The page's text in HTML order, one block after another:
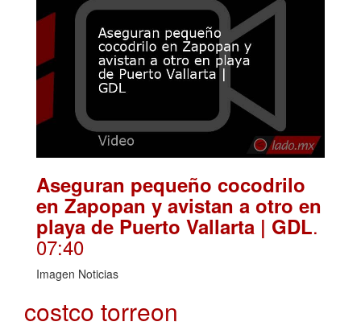
Aseguran pequeño cocodrilo
en Zapopan y avistan a otro en
playa de Puerto Vallarta | GDL.
07:40
Imagen Noticias
costco torreon